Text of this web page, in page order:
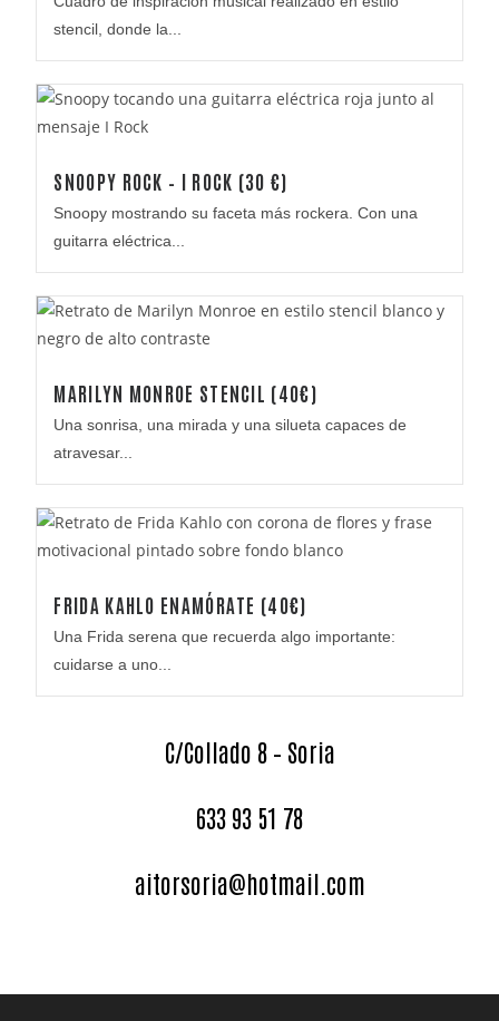
stencil, donde la...
SNOOPY ROCK – I ROCK (30 €)
Snoopy mostrando su faceta más rockera. Con una
guitarra eléctrica...
MARILYN MONROE STENCIL (40€)
Una sonrisa, una mirada y una silueta capaces de
atravesar...
FRIDA KAHLO ENAMÓRATE (40€)
Una Frida serena que recuerda algo importante:
cuidarse a uno...
C/Collado 8 – Soria
633 93 51 78
aitorsoria@hotmail.com